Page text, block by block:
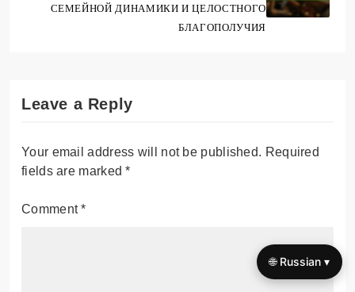
СЕМЕЙНОЙ ДИНАМИКИ И ЦЕЛОСТНОГО
БЛАГОПОЛУЧИЯ
Leave a Reply
Your email address will not be published. Required
fields are marked*
Comment*
🌐 Russian ▾